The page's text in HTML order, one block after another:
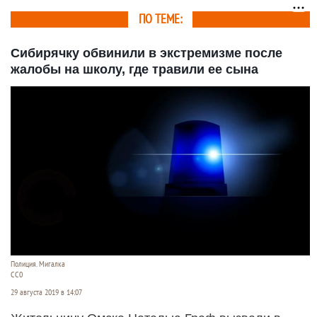
ПО ТЕМЕ:
Сибирячку обвинили в экстремизме после
жалобы на школу, где травили ее сына
Полиция. Мигалка
СС0
29 августа 2019 в 14:07